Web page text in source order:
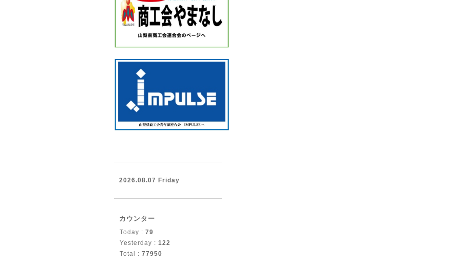
2026.08.07 Friday
カウンター
Today : 79
Yesterday : 122
Total : 77950